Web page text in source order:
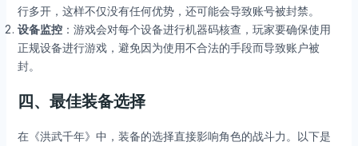
行多开，这样不仅没有任何优势，还可能会导致账号被封禁。
设备监控：游戏会对每个设备进行机器码核查，玩家要确保使用
正规设备进行游戏，避免因为使用不合法的手段而导致账户被
封。
四、最佳装备选择
在《洪武千年》中，装备的选择直接影响角色的战斗力。以下是